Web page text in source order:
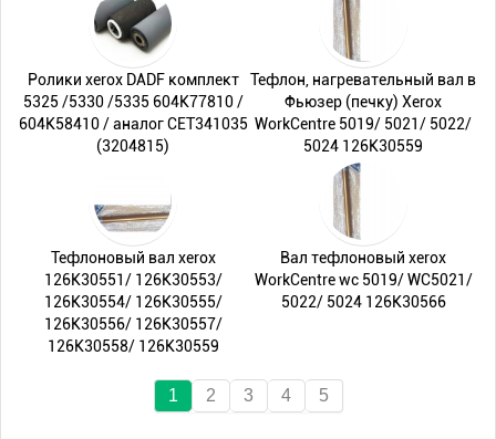
Ролики xerox DADF комплект
5325 /5330 /5335 604K77810 /
604K58410 / аналог CET341035
(3204815)
Тефлон, нагревательный вал в
Фьюзер (печку) Xerox
WorkCentre 5019/ 5021/ 5022/
5024 126K30559
Тефлоновый вал xerox
126K30551/ 126K30553/
126K30554/ 126K30555/
126K30556/ 126K30557/
126K30558/ 126K30559
Вал тефлоновый xerox
WorkCentre wc 5019/ WC5021/
5022/ 5024 126K30566
1 2 3 4 5